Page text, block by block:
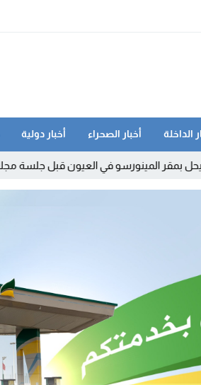
الداخلة أخبار الصحراء أخبار دولية
في العيون قبل جلسة مجلس الأمن